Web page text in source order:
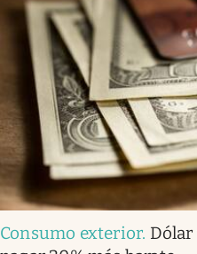
Consumo exterior. Dólar